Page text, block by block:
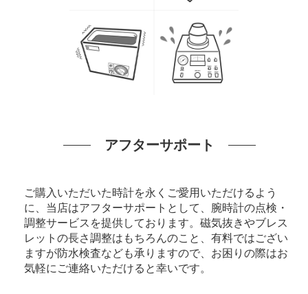
アフターサポート
ご購入いただいた時計を永くご愛用いただけるよう
に、当店はアフターサポートとして、腕時計の点検・
調整サービスを提供しております。磁気抜きやブレス
レットの長さ調整はもちろんのこと、有料ではござい
ますが防水検査なども承りますので、お困りの際はお
気軽にご連絡いただけると幸いです。